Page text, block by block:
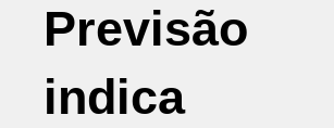
Previsão
indica